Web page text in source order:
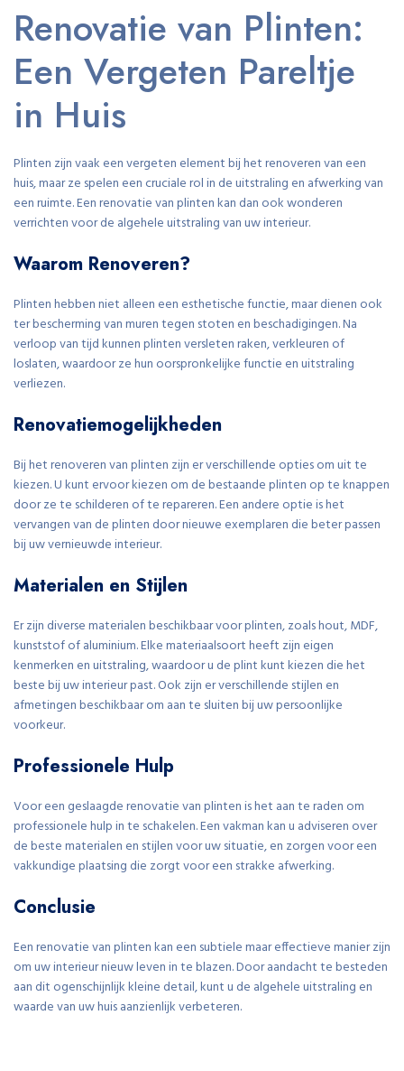
Renovatie van Plinten:
Een Vergeten Pareltje
in Huis
Plinten zijn vaak een vergeten element bij het renoveren van een
huis, maar ze spelen een cruciale rol in de uitstraling en afwerking van
een ruimte. Een renovatie van plinten kan dan ook wonderen
verrichten voor de algehele uitstraling van uw interieur.
Waarom Renoveren?
Plinten hebben niet alleen een esthetische functie, maar dienen ook
ter bescherming van muren tegen stoten en beschadigingen. Na
verloop van tijd kunnen plinten versleten raken, verkleuren of
loslaten, waardoor ze hun oorspronkelijke functie en uitstraling
verliezen.
Renovatiemogelijkheden
Bij het renoveren van plinten zijn er verschillende opties om uit te
kiezen. U kunt ervoor kiezen om de bestaande plinten op te knappen
door ze te schilderen of te repareren. Een andere optie is het
vervangen van de plinten door nieuwe exemplaren die beter passen
bij uw vernieuwde interieur.
Materialen en Stijlen
Er zijn diverse materialen beschikbaar voor plinten, zoals hout, MDF,
kunststof of aluminium. Elke materiaalsoort heeft zijn eigen
kenmerken en uitstraling, waardoor u de plint kunt kiezen die het
beste bij uw interieur past. Ook zijn er verschillende stijlen en
afmetingen beschikbaar om aan te sluiten bij uw persoonlijke
voorkeur.
Professionele Hulp
Voor een geslaagde renovatie van plinten is het aan te raden om
professionele hulp in te schakelen. Een vakman kan u adviseren over
de beste materialen en stijlen voor uw situatie, en zorgen voor een
vakkundige plaatsing die zorgt voor een strakke afwerking.
Conclusie
Een renovatie van plinten kan een subtiele maar effectieve manier zijn
om uw interieur nieuw leven in te blazen. Door aandacht te besteden
aan dit ogenschijnlijk kleine detail, kunt u de algehele uitstraling en
waarde van uw huis aanzienlijk verbeteren.